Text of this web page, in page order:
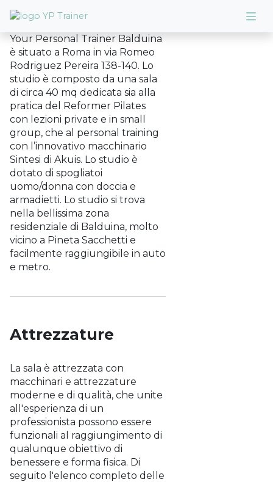
Your Personal Trainer Balduina
è situato a Roma in via Romeo
Rodriguez Pereira 138-140. Lo
studio è composto da una sala
di circa 40 mq dedicata sia alla
pratica del Reformer Pilates
con lezioni private e in small
group, che al personal training
con l’innovativo macchinario
Sintesi di Akuis. Lo studio è
dotato di spogliatoi
uomo/donna con doccia e
armadietti. Lo studio si trova
nella bellissima zona
residenziale di Balduina, molto
vicino a Pineta Sacchetti e
facilmente raggiungibile in auto
e metro.
Attrezzature
La sala è attrezzata con
macchinari e attrezzature
moderne e di qualità, che unite
all'esperienza di un
professionista possono essere
funzionali al raggiungimento di
qualunque obiettivo di
benessere e forma fisica. Di
seguito l'elenco completo delle